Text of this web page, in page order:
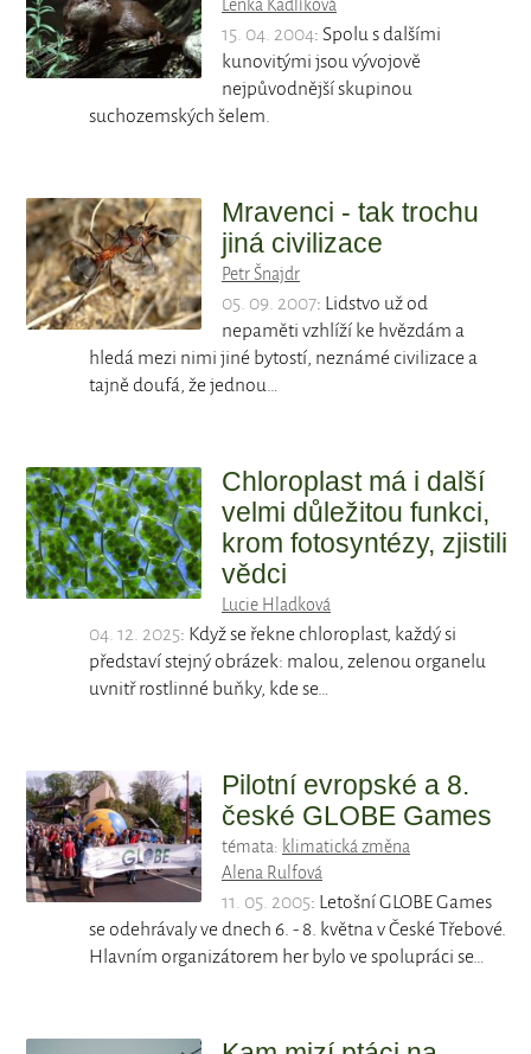
Lenka Kadlíková
15. 04. 2004: Spolu s dalšími
kunovitými jsou vývojově
nejpůvodnější skupinou
suchozemských šelem.
Mravenci - tak trochu
jiná civilizace
Petr Šnajdr
05. 09. 2007: Lidstvo už od
nepaměti vzhlíží ke hvězdám a
hledá mezi nimi jiné bytostí, neznámé civilizace a
tajně doufá, že jednou…
Chloroplast má i další
velmi důležitou funkci,
krom fotosyntézy, zjistili
vědci
Lucie Hladková
04. 12. 2025: Když se řekne chloroplast, každý si
představí stejný obrázek: malou, zelenou organelu
uvnitř rostlinné buňky, kde se…
Pilotní evropské a 8.
české GLOBE Games
témata: klimatická změna
Alena Rulfová
11. 05. 2005: Letošní GLOBE Games
se odehrávaly ve dnech 6. - 8. května v České Třebové.
Hlavním organizátorem her bylo ve spolupráci se…